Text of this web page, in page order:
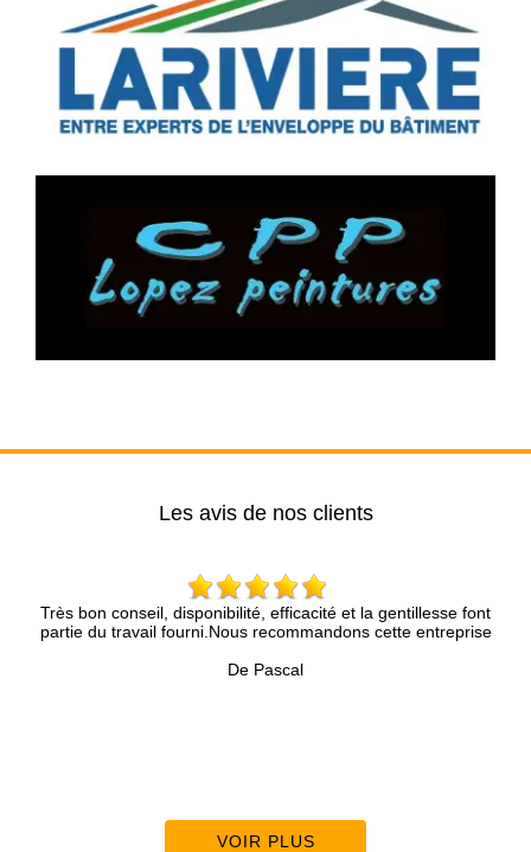
Les avis de nos clients
bon conseil, disponibilité, efficacité et la gentillesse font
du travail fourni.Nous recommandons cette entreprise
De Pascal
VOIR PLUS